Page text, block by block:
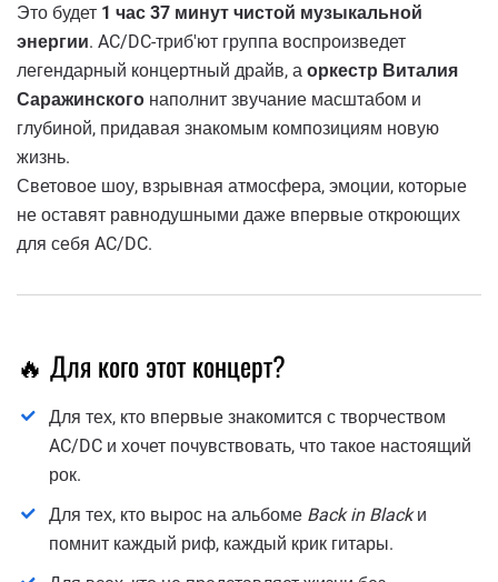
Это будет 1 час 37 минут чистой музыкальной
энергии. AC/DC-триб'ют группа воспроизведет
легендарный концертный драйв, а оркестр Виталия
Саражинского наполнит звучание масштабом и
глубиной, придавая знакомым композициям новую
жизнь.
Световое шоу, взрывная атмосфера, эмоции, которые
не оставят равнодушными даже впервые откроющих
для себя AC/DC.
🔥 Для кого этот концерт?
Для тех, кто впервые знакомится с творчеством
AC/DC и хочет почувствовать, что такое настоящий
рок.
Для тех, кто вырос на альбоме Back in Blackи
помнит каждый риф, каждый крик гитары.